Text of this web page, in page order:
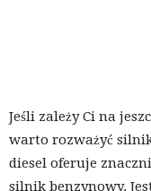
Jeśli zależy Ci na
warto rozważyć
diesel oferuje
silnik benzynowy.